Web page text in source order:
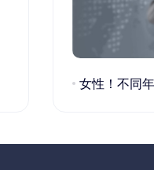
女性！不同年龄